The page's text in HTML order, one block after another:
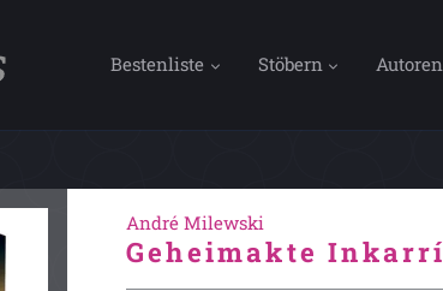
Bestenliste Stöbern Autoren
André Milewski
Geheimakte Inkarrí